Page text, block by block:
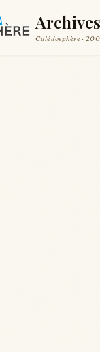
Archives
Calédosphère ·